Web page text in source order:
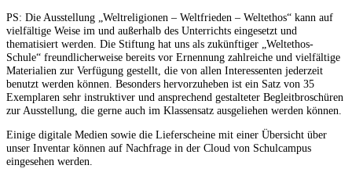
PS: Die Ausstellung „Weltreligionen – Weltfrieden – Weltethos“ kann auf
vielfältige Weise im und außerhalb des Unterrichts eingesetzt und
thematisiert werden. Die Stiftung hat uns als zukünftiger „Weltethos-
Schule“ freundlicherweise bereits vor Ernennung zahlreiche und vielfältige
Materialien zur Verfügung gestellt, die von allen Interessenten jederzeit
benutzt werden können. Besonders hervorzuheben ist ein Satz von 35
Exemplaren sehr instruktiver und ansprechend gestalteter Begleitbroschüren
zur Ausstellung, die gerne auch im Klassensatz ausgeliehen werden können.
Einige digitale Medien sowie die Lieferscheine mit einer Übersicht über
unser Inventar können auf Nachfrage in der Cloud von Schulcampus
eingesehen werden.